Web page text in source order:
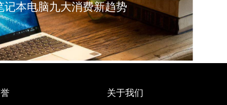
记本电脑九大消费新趋势
关于我们